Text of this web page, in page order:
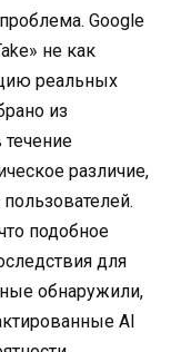
Google
не как
реальных
из
различие,
подобное
для
обнаружили,
AI